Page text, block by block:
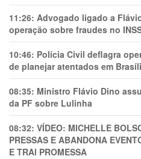
11:26: Advogado ligado a
operação sobre fraudes no
10:46: Polícia Civil deflagra
de planejar atentados em
08:35: Ministro Flávio Dino
da PF sobre Lulinha
08:32: VÍDEO: MICHELLE
PRESSAS E ABANDONA
E TRAl PROMESSA